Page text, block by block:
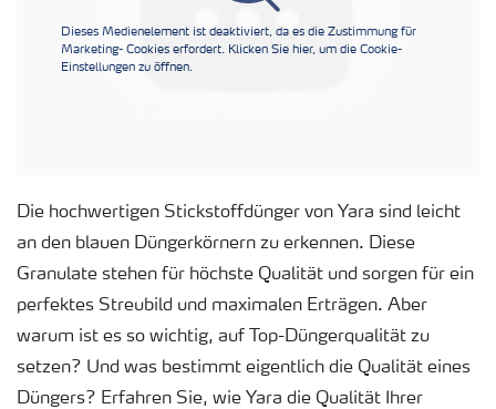
Düngeranwendung
Dieses Medienelement ist deaktiviert, da es die Zustimmung für
Marketing- Cookies erfordert. Klicken Sie hier, um die Cookie-
Einstellungen zu öffnen.
Die hochwertigen Stickstoffdünger von Yara sind leicht
an den blauen Düngerkörnern zu erkennen. Diese
Granulate stehen für höchste Qualität und sorgen für ein
perfektes Streubild und maximalen Erträgen. Aber
warum ist es so wichtig, auf Top-Düngerqualität zu
setzen? Und was bestimmt eigentlich die Qualität eines
Düngers? Erfahren Sie, wie Yara die Qualität Ihrer